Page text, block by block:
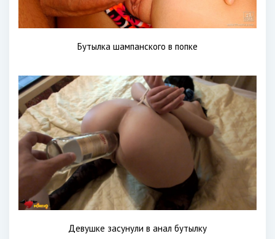
Бутылка шампанского в попке
Девушке засунули в анал бутылку